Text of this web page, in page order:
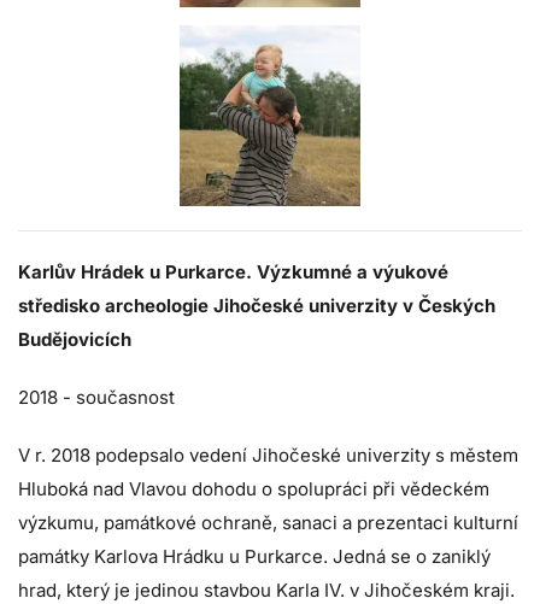
Karlův Hrádek u Purkarce. Výzkumné a výukové
středisko archeologie Jihočeské univerzity v Českých
Budějovicích
2018 - současnost
V r. 2018 podepsalo vedení Jihočeské univerzity s městem
Hluboká nad Vlavou dohodu o spolupráci při vědeckém
výzkumu, památkové ochraně, sanaci a prezentaci kulturní
památky Karlova Hrádku u Purkarce. Jedná se o zaniklý
hrad, který je jedinou stavbou Karla IV. v Jihočeském kraji.